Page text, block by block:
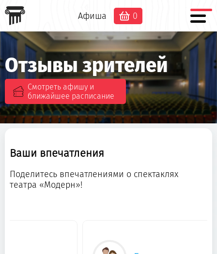
Афиша 0
Отзывы зрителей
Смотреть афишу и
ближайшее расписание
Ваши впечатления
Поделитесь впечатлениями о спектаклях
театра «Модерн»!